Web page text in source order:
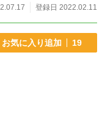
登録日 2022.02.11
お気に入り追加 19